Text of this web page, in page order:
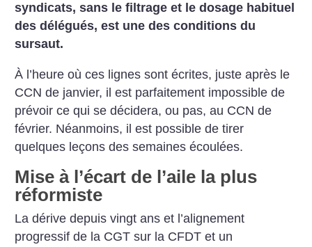
syndicats, sans le filtrage et le dosage habituel
des délégués, est une des conditions du
sursaut.
À l’heure où ces lignes sont écrites, juste après le
CCN de janvier, il est parfaitement impossible de
prévoir ce qui se décidera, ou pas, au CCN de
février. Néanmoins, il est possible de tirer
quelques leçons des semaines écoulées.
Mise à l’écart de l’aile la plus
réformiste
La dérive depuis vingt ans et l’alignement
progressif de la CGT sur la CFDT et un